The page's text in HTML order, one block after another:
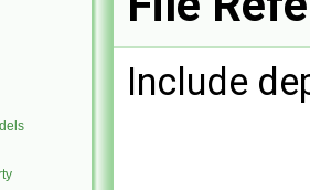
Include